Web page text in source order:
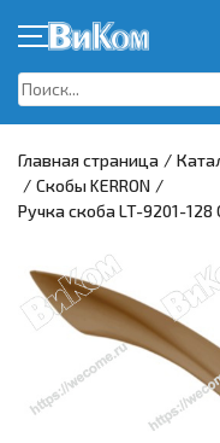
КАТАЛОГ
ПРОМО
НОВИНКИ И АКЦИИ
СИСТЕМА СКИДОК
ДОСТАВКА
НОВОСТИ
О КОМПАНИИ
Главная страница /
/ Скобы KERRON /
Ручка скоба LT-9201-128